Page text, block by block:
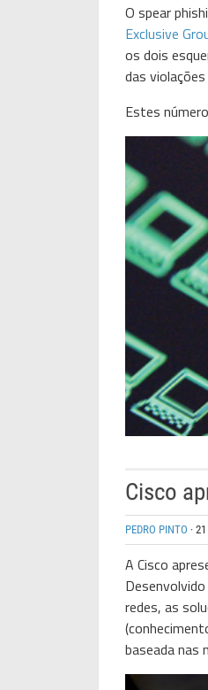
O spear
Exclusive
os dois
das
Estes
Cisco
PEDRO PINTO · 21
A Cisco
Desenvolvido
redes, as
baseada nas